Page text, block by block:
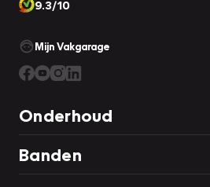
9.3/10
Mijn Vakgarage
Onderhoud
Banden